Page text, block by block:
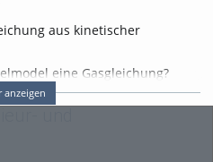
aus kinetischer
eine Gasgleichung?
anzeigen